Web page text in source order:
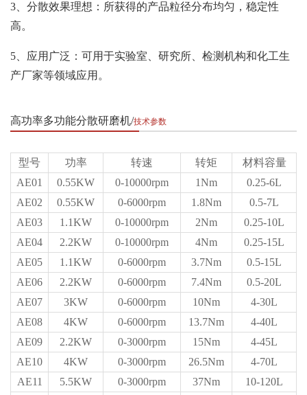
3、分散效果理想：所获得的产品粒径分布均匀，稳定性
高。
5、应用广泛：可用于实验室、研究所、检测机构和化工生
产厂家等领域应用。
高功率多功能分散研磨机 技术参数
型号 功率 转速 转矩
材料容量
AE01
0.55KW 0-10000rpm 1Nm
0.25-6L
AE02
0.55KW 0-6000rpm 1.8Nm
0.5-7L
AE03
1.1KW 0-10000rpm 2Nm
0.25-10L
AE04
2.2KW 0-10000rpm 4Nm
0.25-15L
AE05
1.1KW 0-6000rpm 3.7Nm
0.5-15L
AE06
2.2KW 0-6000rpm 7.4Nm
0.5-20L
AE07
3KW 0-6000rpm 10Nm
4-30L
AE08
4KW 0-6000rpm 13.7Nm
4-40L
AE09
2.2KW 0-3000rpm 15Nm
4-45L
AE10
4KW 0-3000rpm 26.5Nm
4-70L
AE11
5.5KW 0-3000rpm 37Nm
10-120L